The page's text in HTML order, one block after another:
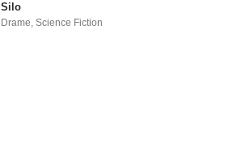
Silo
Drame,Science Fiction